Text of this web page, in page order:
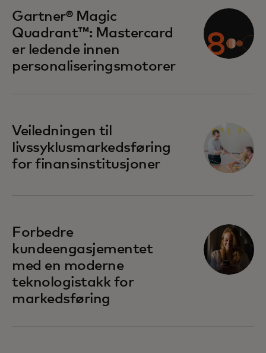
Gartner® Magic
Quadrant™: Mastercard
er ledende innen
personaliseringsmotorer
opens in a new tab
Veiledningen til
livssyklusmarkedsføring
for finansinstitusjoner
Forbedre
kundeengasjementet
med en moderne
teknologistakk for
markedsføring